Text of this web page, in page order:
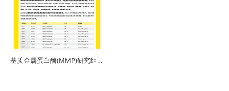
下载 基质金属蛋白酶(MMP)研究组合推荐